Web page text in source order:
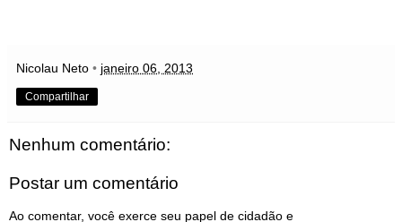
Nicolau Neto • janeiro 06, 2013
Compartilhar
Nenhum comentário:
Postar um comentário
Ao comentar, você exerce seu papel de cidadão e